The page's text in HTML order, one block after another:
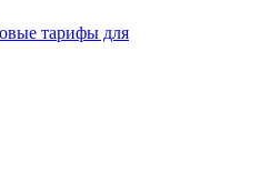
тарифы для